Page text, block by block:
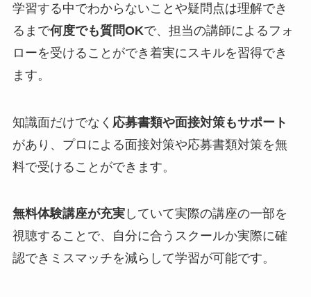
学習する中でわからないことや疑問点は理解でき
るまで何度でも質問OKで、担当の講師によるフォ
ローを受けることができ着実にスキルを習得でき
ます。
知識面だけでなく 応募書類や面接対策もサポート
があり、プロによる面接対策や応募書類対策を無
料で受けることができます。
無料体験講座が充実していて実際の講座の一部を
視聴することで、自分に合うスクールか実際に確
認できミスマッチを減らして学習が可能です。